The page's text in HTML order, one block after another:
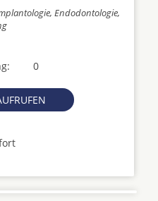
Endodontologie,
0